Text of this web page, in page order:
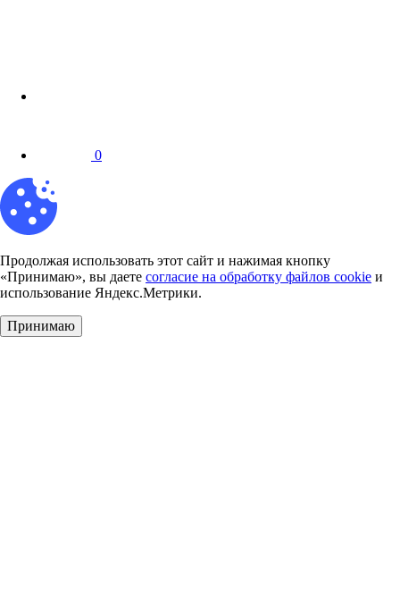
0
Продолжая использовать этот сайт и нажимая кнопку
«Принимаю», вы даете согласие на обработку файлов cookie и
использование Яндекс.Метрики.
Принимаю